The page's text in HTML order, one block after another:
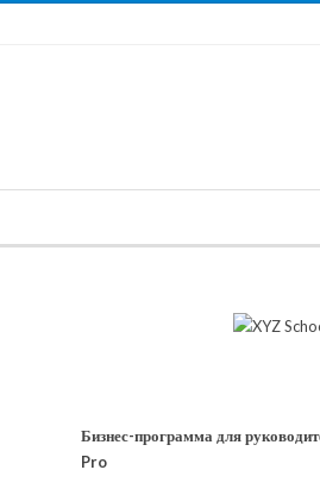
Бизнес-программа для
Pro